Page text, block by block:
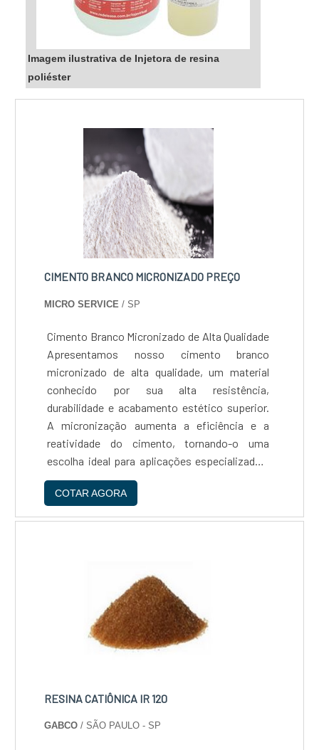
Imagem ilustrativa de Injetora de resina
poliéster
CIMENTO BRANCO MICRONIZADO PREÇO
MICRO SERVICE / SP
Cimento Branco Micronizado de Alta Qualidade
Apresentamos nosso cimento branco
micronizado de alta qualidade, um material
conhecido por sua alta resistência,
durabilidade e acabamento estético superior.
A micronização aumenta a eficiência e a
reatividade do cimento, tornando-o uma
escolha ideal para aplicações especializadas.
Nossa oferta de cimento branco é perfeita
para uma variedade de aplicações, incluindo
construção de edifícios, revestimentos de
brilhante às suas paredes, ou para criar belas
peças de arte, nosso cimento branco oferece
desempenho excepcional. - Qualidade
Superior: Nosso cimento branco passa por
um rigoroso processo de controle de qualidade
produto. - Atendimento ao Cliente Exemplar:
sempre pronta para ajudá-lo com suas
COTAR AGORA
RESINA CATIÔNICA IR 120
GABCO / SÃO PAULO - SP